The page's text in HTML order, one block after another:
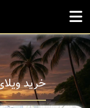
خرید